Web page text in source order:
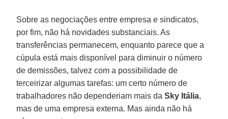
Sobre as negociações entre empresa e sindicatos,
por fim, não há novidades substanciais. As
transferências permanecem, enquanto parece que a
cúpula está mais disponível para diminuir o número
de demissões, talvez com a possibilidade de
terceirizar algumas tarefas: um certo número de
trabalhadores não dependeriam mais daSky Itália,
mas de uma empresa externa. Mas ainda não há